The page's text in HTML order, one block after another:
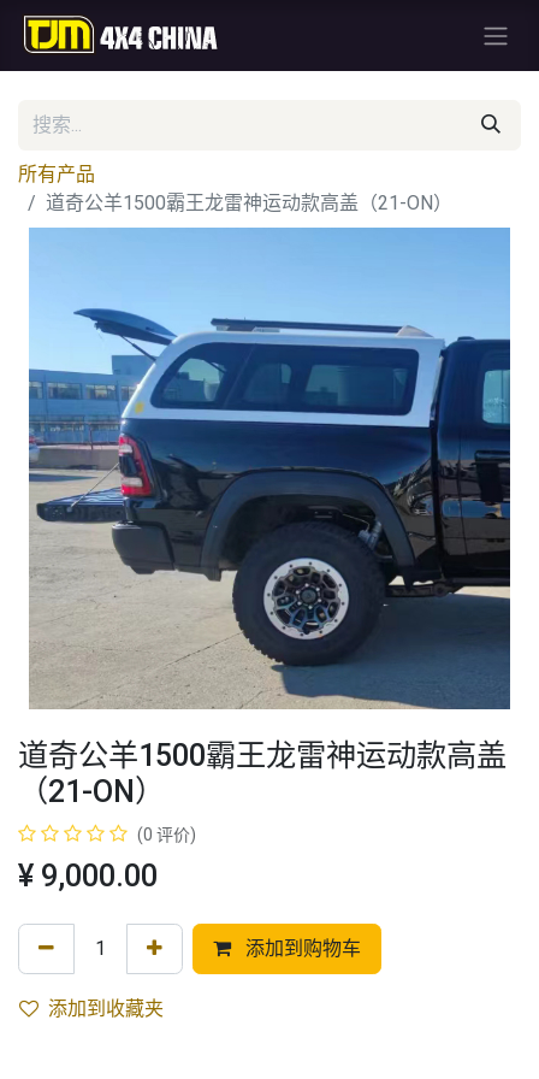
所有产品
道奇公羊1500霸王龙雷神运动款高盖（21-ON）
道奇公羊1500霸王龙雷神运动款高盖
（21-ON）
(0 评价)
¥ 9,000.00
添加到购物车
添加到收藏夹